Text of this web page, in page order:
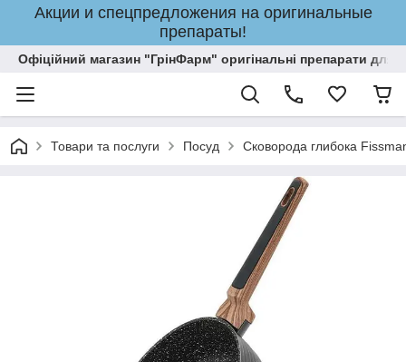
Акции и спецпредложения на оригинальные
препараты!
Офіційний магазин "ГрінФарм" оригінальні препарати для
Товари та послуги Посуд Сковорода глибока